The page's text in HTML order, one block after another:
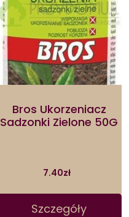
Bros Ukorzeniacz
Sadzonki Zielone 50G
7.40zł
Szczegóły